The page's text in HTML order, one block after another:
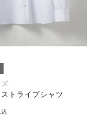
トライプシャツ